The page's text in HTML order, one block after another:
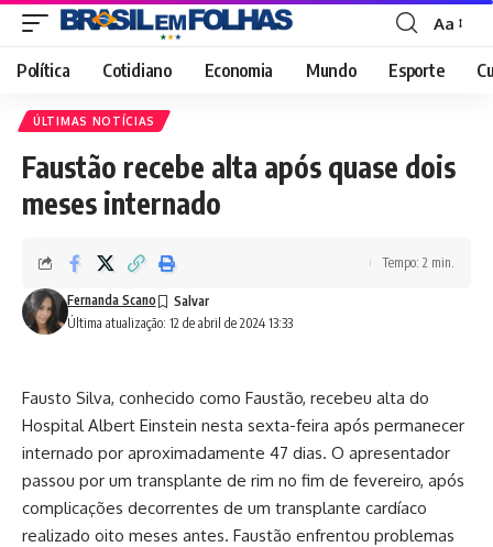
Font
Resizer
Aa
Política Cotidiano Economia Mundo Esporte
ÚLTIMAS NOTÍCIAS
Faustão recebe alta após quase dois
meses internado
Última atualização: 12 de abril de 2024 13:33
Fernanda Scano
Tempo: 2 min.
Fausto Silva, conhecido como Faustão, recebeu alta do
Hospital Albert Einstein nesta sexta-feira após permanecer
internado por aproximadamente 47 dias. O apresentador
passou por um transplante de rim no fim de fevereiro, após
complicações decorrentes de um transplante cardíaco
realizado oito meses antes. Faustão enfrentou problemas